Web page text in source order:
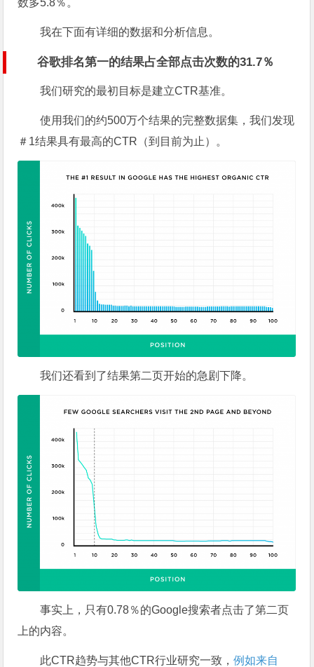
数多5.8％。
我在下面有详细的数据和分析信息。
谷歌排名第一的结果占全部点击次数的31.7％
我们研究的最初目标是建立CTR基准。
使用我们的约500万个结果的完整数据集，我们发现
＃1结果具有最高的CTR（到目前为止）。
我们还看到了结果第二页开始的急剧下降。
事实上，只有0.78％的Google搜索者点击了第二页
上的内容。
此CTR趋势与其他CTR行业研究一致，例如来自